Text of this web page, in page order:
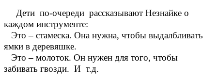
Дети по-очереди рассказывают Незнайке о
каждом инструменте:
Это – стамеска. Она нужна, чтобы выдалбливать
ямки в деревяшке.
Это – молоток. Он нужен для того, чтобы
забивать гвозди. И т.д.